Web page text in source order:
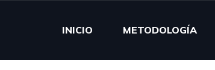
INICIO METODOLOGÍA